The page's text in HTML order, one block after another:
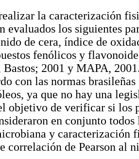
la caracterización
evaluados los siguientes
de cera, índice de
fenólicos y
Bastos; 2001 y MAPA,
con las normas
ya que no hay una
objetivo de verificar si los
en conjunto
y caracterización
correlación de Pearson al